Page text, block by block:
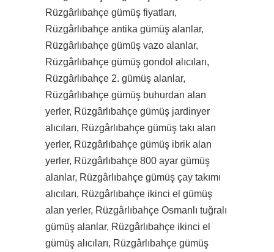
Rüzgârlıbahçe gümüş fiyatları,
Rüzgârlıbahçe antika gümüş alanlar,
Rüzgârlıbahçe gümüş vazo alanlar,
Rüzgârlıbahçe gümüş gondol alıcıları,
Rüzgârlıbahçe 2. gümüş alanlar,
Rüzgârlıbahçe gümüş buhurdan alan
yerler, Rüzgârlıbahçe gümüş jardinyer
alıcıları, Rüzgârlıbahçe gümüş takı alan
yerler, Rüzgârlıbahçe gümüş ibrik alan
yerler, Rüzgârlıbahçe 800 ayar gümüş
alanlar, Rüzgârlıbahçe gümüş çay takımı
alıcıları, Rüzgârlıbahçe ikinci el gümüş
alan yerler, Rüzgârlıbahçe Osmanlı tuğralı
gümüş alanlar, Rüzgârlıbahçe ikinci el
gümüş alıcıları, Rüzgârlıbahçe gümüş